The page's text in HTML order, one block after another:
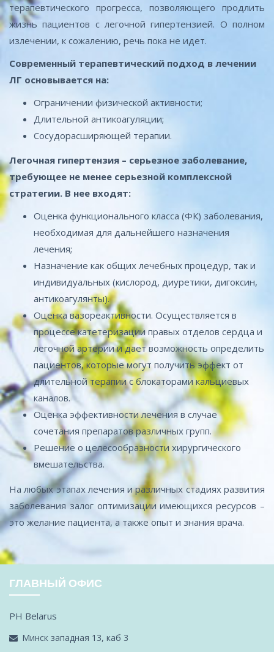
терапевтического прогресса, позволяющего продлить
жизнь пациентов с легочной гипертензией. О полном
излечении, к сожалению, речь пока не идет.
Современный терапевтический подход в лечении
ЛГ основывается на:
Ограничении физической активности;
Длительной антикоагуляции;
Сосудорасширяющей терапии.
Легочная гипертензия – серьезное заболевание,
требующее не менее серьезной комплексной
стратегии. В нее входят:
Оценка функционального класса (ФК) заболевания,
необходимая для дальнейшего назначения
лечения;
Назначение как общих лечебных процедур, так и
индивидуальных (кислород, диуретики, дигоксин,
антикоагулянты).
Оценка вазореактивности. Осуществляется в
процессе катетеризации правых отделов сердца и
легочной артерии и дает возможность определить
пациентов, которые могут получить эффект от
длительной терапии с блокаторами кальциевых
каналов.
Оценка эффективности лечения в случае
сочетания препаратов различных групп.
Решение о целесообразности хирургического
вмешательства.
На любых этапах лечения и различных стадиях развития
заболевания залог оптимизации имеющихся ресурсов –
это желание пациента, а также опыт и знания врача.
ГЛАВНЫЙ ОФИС
PH Belarus
Минск западная 13, каб 3